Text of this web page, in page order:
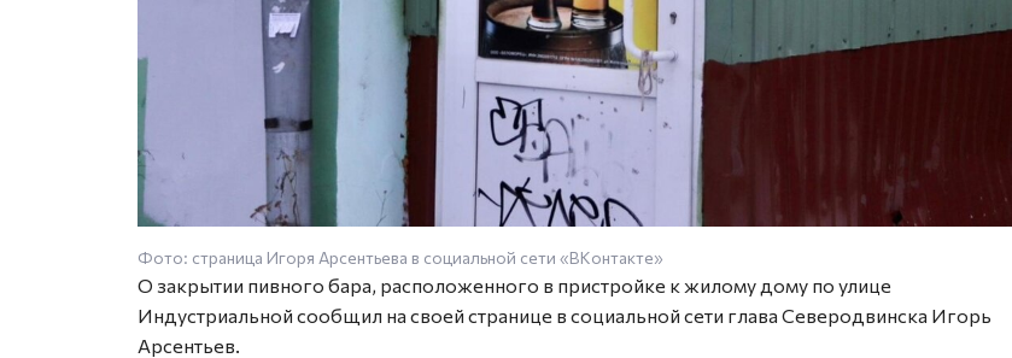
Фото: страница Игоря Арсентьева в социальной сети «ВКонтакте»
О закрытии пивного бара, расположенного в пристройке к жилому дому по улице
Индустриальной сообщил на своей странице в социальной сети глава Северодвинска Игорь
Арсентьев.